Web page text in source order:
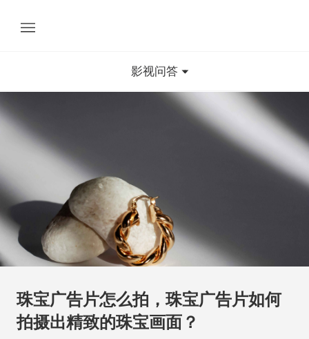
影视问答
珠宝广告片怎么拍，珠宝广告片如何
拍摄出精致的珠宝画面？